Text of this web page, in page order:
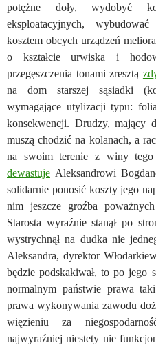
potężne doły, wydobyć
eksploatacyjnych,
kosztem obcych urządzeń
o kształcie urwiska i
przegęszczenia tonami zresztą
na dom starszej sąsiadki
wymagające utylizacji typu:
konsekwencji. Drudzy, mający
muszą chodzić na kolanach, a
na swoim terenie z winy tego
dewastuje Aleksandrowi
solidarnie ponosić koszty jego
nim jeszcze groźba
Starosta wyraźnie stanął po
wystrychnął na dudka nie
Aleksandra, dyrektor
będzie podskakiwał, to po jego
normalnym państwie prawa
prawa wykonywania zawodu
więzieniu za
najwyraźniej niestety nie